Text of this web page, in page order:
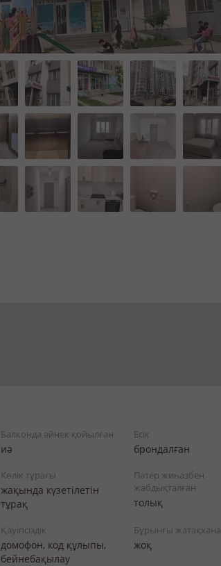
Балконда әйнек қойылған
иә
Есік
брондалған
Көлік тұрағы
жақында күзетілетін
тұрақ
Пәтер жиһазбен
жабдықталған
толық
Қауіпсіздік
домофон, код құлыпы,
бейнебақылау
Бұрынғы жатақхана
жоқ